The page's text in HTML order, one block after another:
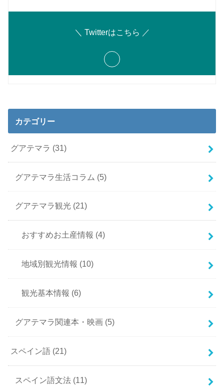
＼ Twitterはこちら ／
カテゴリー
グアテマラ (31)
グアテマラ生活コラム (5)
グアテマラ観光 (21)
おすすめお土産情報 (4)
地域別観光情報 (10)
観光基本情報 (6)
グアテマラ関連本・映画 (5)
スペイン語 (21)
スペイン語文法 (11)